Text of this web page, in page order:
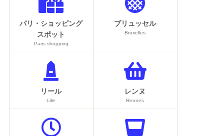
パリ・ショッピング
スポット
Paris shopping
ブリュッセル
Bruxelles
リール
Lille
レンヌ
Rennes